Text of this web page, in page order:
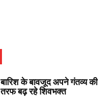
बारिश के बावजूद अपने गंतव्य की
तरफ बढ़ रहे शिवभक्त